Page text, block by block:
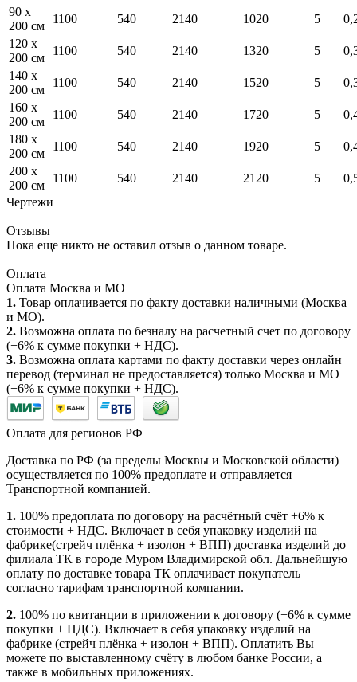
90 x
200 см
1100 540 2140 1020 5
120 x
200 см
1100 540 2140 1320 5
140 x
200 см
1100 540 2140 1520 5
160 x
200 см
1100 540 2140 1720 5
180 x
200 см
1100 540 2140 1920 5
200 x
200 см
1100 540 2140 2120 5
Чертежи
Отзывы
Пока еще никто не оставил отзыв о данном товаре.
Оплата
Оплата Москва и МО
1. Товар оплачивается по факту доставки наличными (Москва
и МО).
2. Возможна оплата по безналу на расчетный счет по договору
(+6% к сумме покупки + НДС).
3. Возможна оплата картами по факту доставки через онлайн
перевод (терминал не предоставляется) только Москва и МО
(+6% к сумме покупки + НДС).
Оплата для регионов РФ
Доставка по РФ (за пределы Москвы и Московской области)
осуществляется по 100% предоплате и отправляется
Транспортной компанией.
1. 100% предоплата по договору на расчётный счёт +6% к
стоимости + НДС. Включает в себя упаковку изделий на
фабрике(стрейч плёнка + изолон + ВПП) доставка изделий до
филиала ТК в городе Муром Владимирской обл. Дальнейшую
оплату по доставке товара ТК оплачивает покупатель
согласно тарифам транспортной компании.
2. 100% по квитанции в приложении к договору (+6% к сумме
покупки + НДС). Включает в себя упаковку изделий на
фабрике (стрейч плёнка + изолон + ВПП). Оплатить Вы
можете по выставленному счёту в любом банке России, а
также в мобильных приложениях.